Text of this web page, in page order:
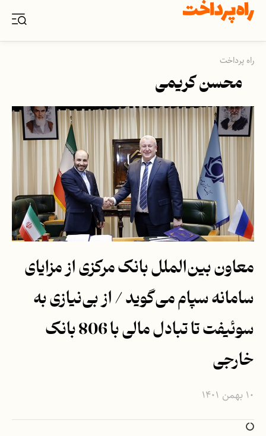
راه پرداخت
محسن کریمی
معاون بین‌الملل بانک مرکزی از مزایای
سامانه سپام می‌گوید / از بی‌نیازی به
سوئیفت تا تبادل مالی با 806 بانک
خارجی
۱۰ بهمن ۱۴۰۱